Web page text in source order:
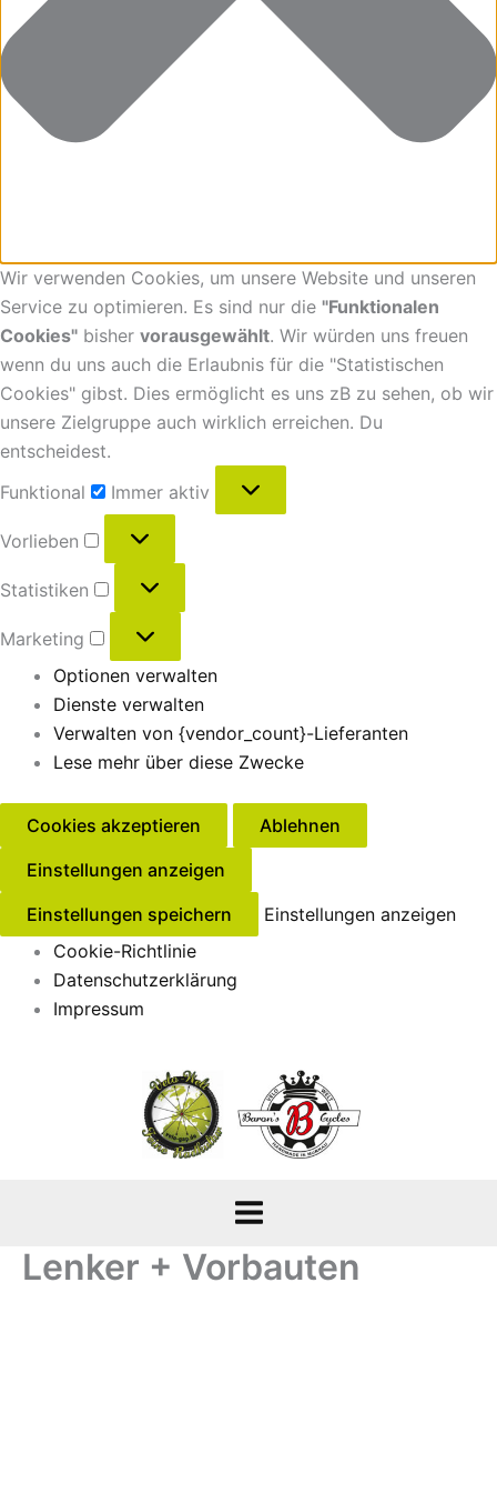
Wir verwenden Cookies, um unsere Website und unseren
Service zu optimieren. Es sind nur die "Funktionalen
Cookies" bisher vorausgewählt. Wir würden uns freuen
wenn du uns auch die Erlaubnis für die "Statistischen
Cookies" gibst. Dies ermöglicht es uns zB zu sehen, ob wir
unsere Zielgruppe auch wirklich erreichen. Du
entscheidest.
Funktional
Immer aktiv
Vorlieben
Statistiken
Marketing
Optionen verwalten
Dienste verwalten
Verwalten von {vendor_count}-Lieferanten
Lese mehr über diese Zwecke
Cookies akzeptieren
Ablehnen
Einstellungen anzeigen
Einstellungen speichern
Einstellungen anzeigen
Cookie-Richtlinie
Datenschutzerklärung
Impressum
Lenker + Vorbauten